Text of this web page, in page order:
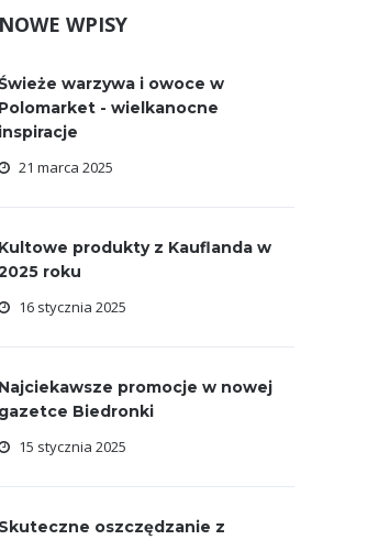
NOWE WPISY
warzywa i owoce w
Polomarket - wielkanocne
inspiracje
21 marca 2025
Kultowe produkty z Kauflanda w
roku
16 stycznia 2025
Najciekawsze promocje w nowej
gazetce Biedronki
15 stycznia 2025
Skuteczne oszczędzanie z